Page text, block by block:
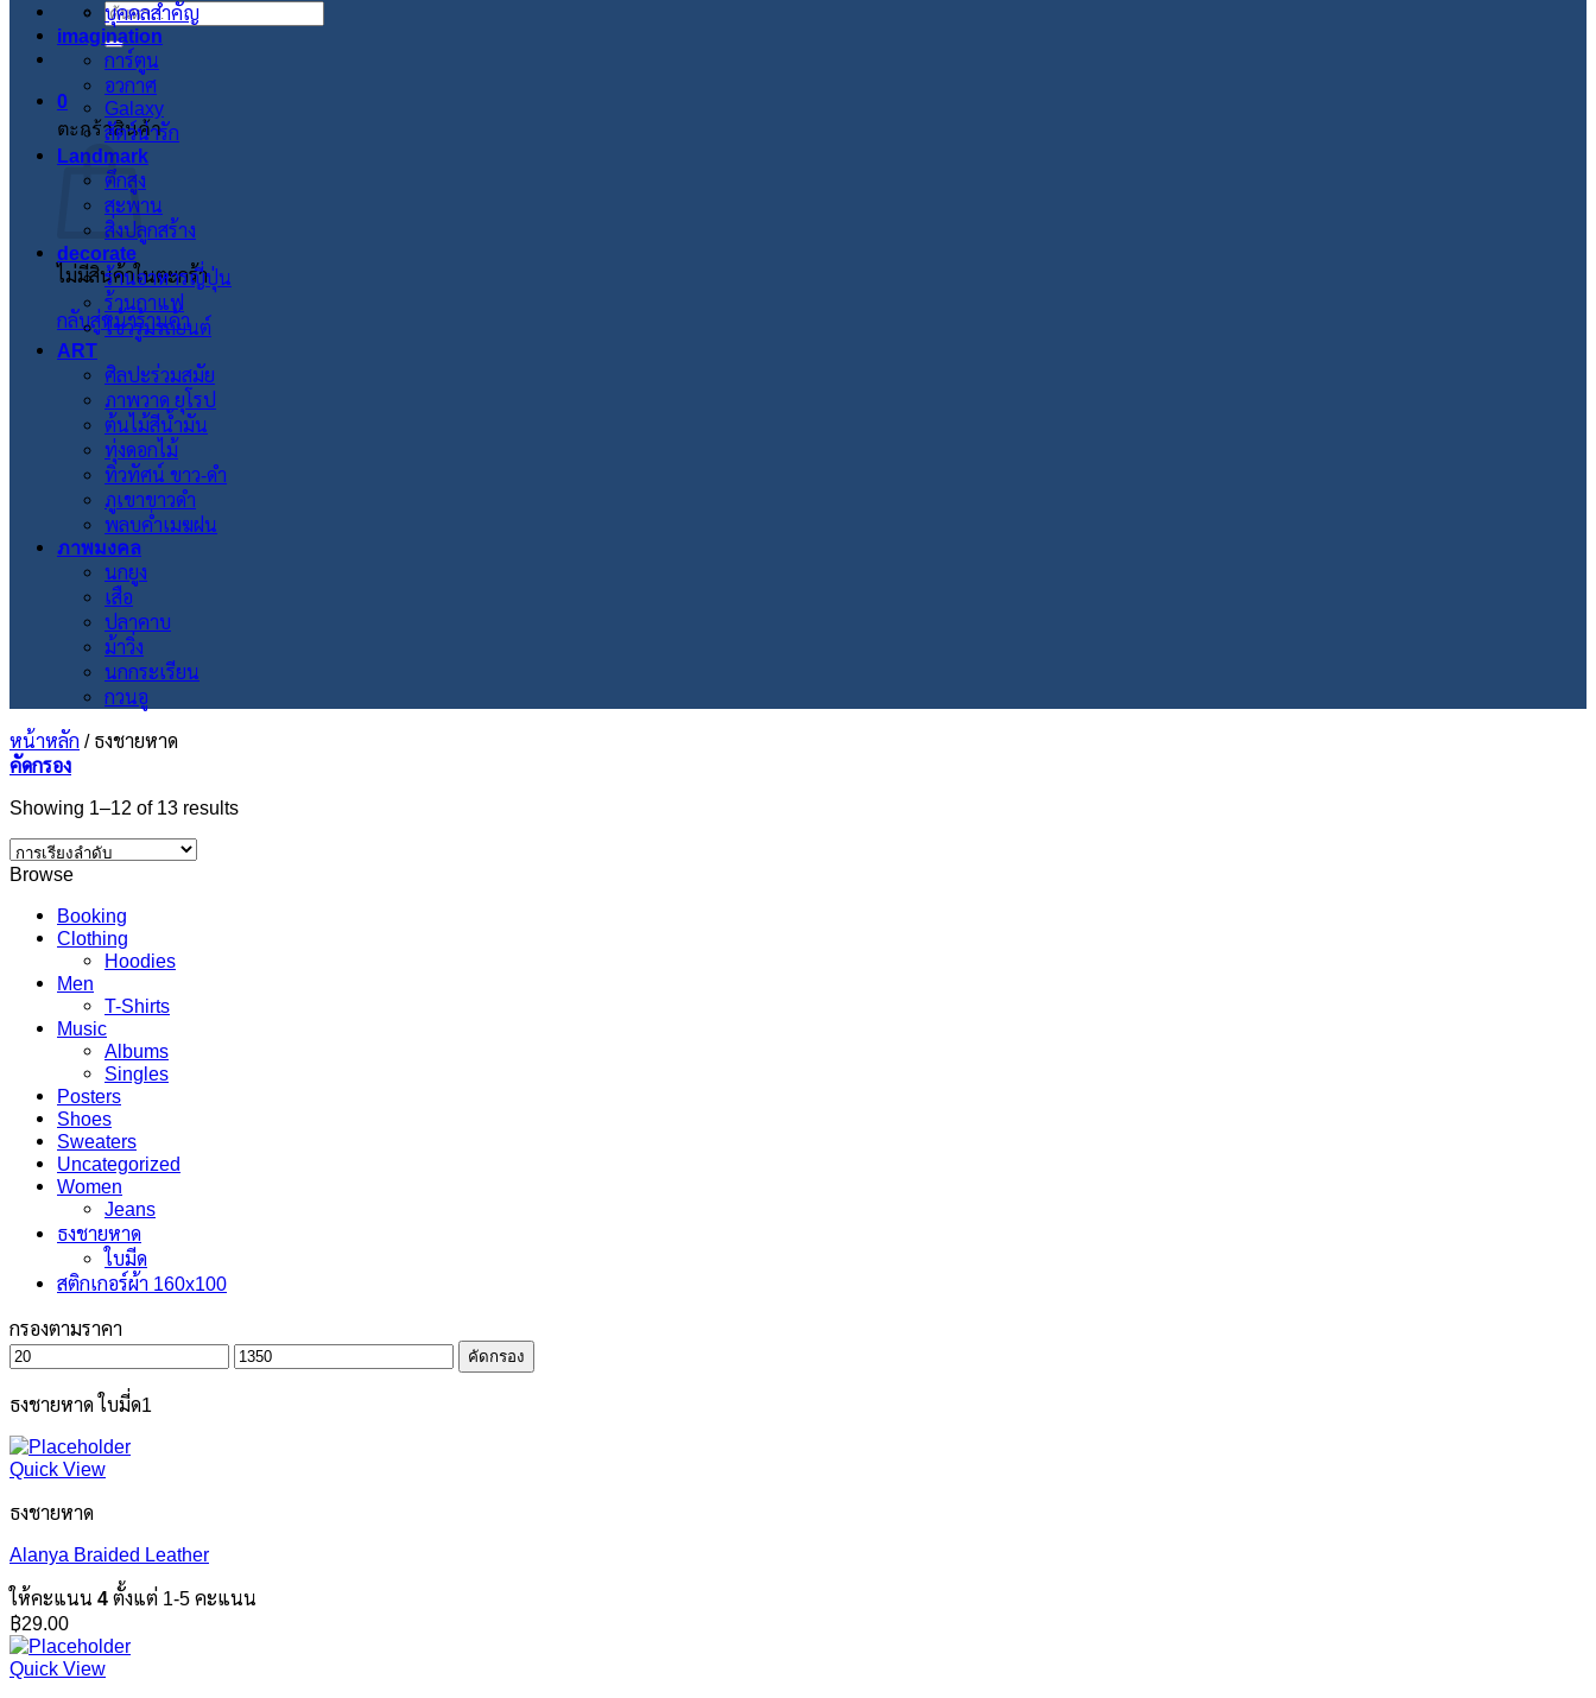
ค้นหา:
0
ตะกร้าสินค้า
ไม่มีสินค้าในตะกร้า
กลับสู่หน้าร้านค้า
บุคคลสำคัญ
imagination
การ์ตูน
อวกาศ
Galaxy
สัตว์น่ารัก
Landmark
ตึกสูง
สะพาน
สิ่งปลูกสร้าง
decorate
ร้านอาหารญี่ปุ่น
ร้านกาแฟ
โชว์รูมรถยนต์
ART
ศิลปะร่วมสมัย
ภาพวาด ยุโรป
ต้นไม้สีน้ำมัน
ทุ่งดอกไม้
ทิวทัศน์ ขาว-ดำ
ภูเขาขาวดำ
พลบค่ำเมฆฝน
ภาพมงคล
นกยูง
เสือ
ปลาคาบ
ม้าวิ่ง
นกกระเรียน
กวนอู
หน้าหลัก /ธงชายหาด
คัดกรอง
Showing 1–12 of 13 results
Browse
Booking
Clothing
Hoodies
Men
T-Shirts
Music
Albums
Singles
Posters
Shoes
Sweaters
Uncategorized
Women
Jeans
ธงชายหาด
ใบมีด
สติกเกอร์ผ้า 160x100
กรองตามราคา
ราคา
สุด
ราคา
คัดกรอง
ธงชายหาด ใบมี่ด1
Quick View
ธงชายหาด
Alanya Braided Leather
ให้คะแนน 4 ตั้งแต่ 1-5 คะแนน
฿29.00
Quick View